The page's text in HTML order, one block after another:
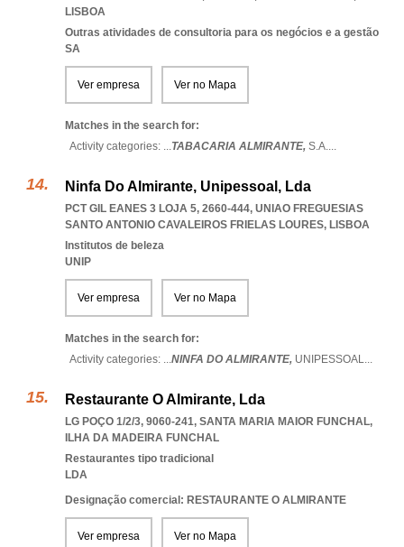
LISBOA
Outras atividades de consultoria para os negócios e a gestão
SA
Ver empresa Ver no Mapa
Matches in the search for:
Activity categories: ...TABACARIA ALMIRANTE, S.A....
Ninfa Do Almirante, Unipessoal, Lda
PCT GIL EANES 3 LOJA 5, 2660-444, UNIAO FREGUESIAS
SANTO ANTONIO CAVALEIROS FRIELAS LOURES, LISBOA
Institutos de beleza
UNIP
Ver empresa Ver no Mapa
Matches in the search for:
Activity categories: ...NINFA DO ALMIRANTE, UNIPESSOAL...
Restaurante O Almirante, Lda
LG POÇO 1/2/3, 9060-241, SANTA MARIA MAIOR FUNCHAL,
ILHA DA MADEIRA FUNCHAL
Restaurantes tipo tradicional
LDA
Designação comercial: RESTAURANTE O ALMIRANTE
Ver empresa Ver no Mapa